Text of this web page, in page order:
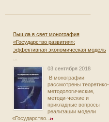
Вышла в свет монография
«Государство развития»:
эффективная экономическая модель
03 сентября 2018
В монографии
рассмотрены теоретико-
методологические,
методи-ческие и
прикладные вопросы
реализации модели
«Государство...